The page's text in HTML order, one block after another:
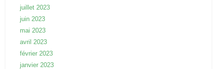
juillet 2023
juin 2023
mai 2023
avril 2023
février 2023
janvier 2023